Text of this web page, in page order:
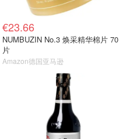
€23.66
NUMBUZIN No.3 焕采精华棉片 70
片
Amazon德国亚马逊